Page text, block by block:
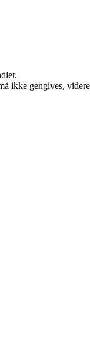
gengives,